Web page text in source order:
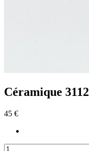
Céramique 3112
45 €